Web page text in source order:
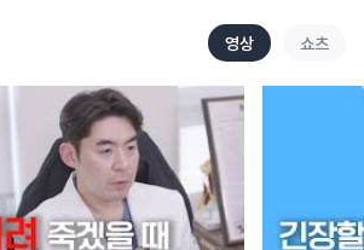
를 가지고 있던 환자는 사고 이후 다른 분들 보다
경우도 빈발합니다.
MRI나 CT 같은 정밀촬영도 해볼수 있습니다.
것이 가장 좋으나 어쩔 수 없는 사고의 경우 내 몸이
것이 중요합니다. 사고 이후 몸의 상태를 잘 점검하고
지 않도록 많은 주의를 기울여야 합니다.
영상 쇼츠